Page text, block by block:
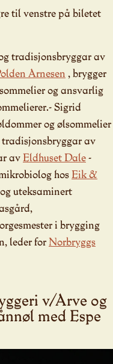
til venstre på biletet
tradisjonsbryggar av
Arnesen , brygger
og ansvarlig
Sigrid
og ølsommelier
av
avEldhuset Dale-
hosEik &
uteksaminert
i brygging
leder forNorbryggs
v/Arve og
med Espe